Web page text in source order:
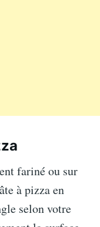
fariné ou sur
à pizza en
selon votre